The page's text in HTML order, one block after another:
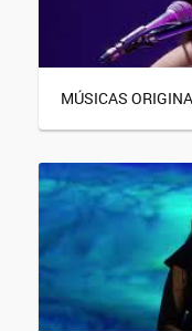
MÚSICAS